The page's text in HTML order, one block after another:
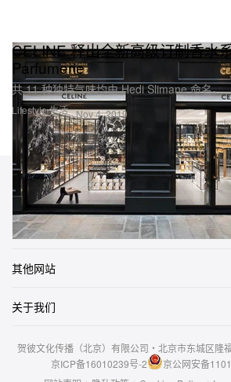
Lifestyle 生活
CELINE 释出全新高级订制香水
Parfumerie
共 11 种独特气味均由 Hedi Slimane 命名。
Nov 4, 2019
类别
网店
其他网站
关于我们
贺彼文化传播（北京）有限公司・北京市东城区隆
京ICP备16010239号-2
京公网安备